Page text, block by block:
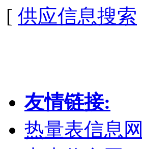
[ 供应信息搜索
友情链接:
热量表信息网